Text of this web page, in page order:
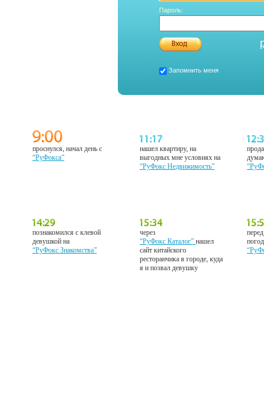
Пароль:
Запомнить меня
проснулся, начал день с
“РуФокса”
нашел квартиру, на
выгодных мне условиях на
“РуФокс Недвижимость”
познакомился с клевой
девушкой на
“РуФокс Знакомства”
через
“РуФокс Каталог”нашел
сайт китайского
ресторанчика в городе, куда
я и позвал девушку